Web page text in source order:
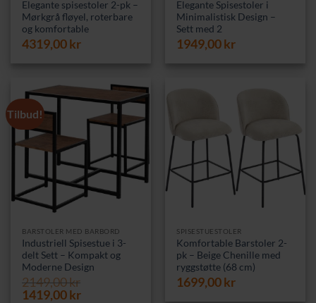
Elegante spisestoler 2-pk –
Mørkgrå fløyel, roterbare
og komfortable
4319,00kr
Elegante Spisestoler i
Minimalistisk Design –
Sett med 2
1949,00kr
Tilbud!
BARSTOLER MED BARBORD
Industriell Spisestue i 3-
delt Sett – Kompakt og
Moderne Design
2149,00kr
Opprinnelig
1419,00krNåværende
SPISESTUESTOLER
Komfortable Barstoler 2-
pk – Beige Chenille med
ryggstøtte (68 cm)
1699,00kr